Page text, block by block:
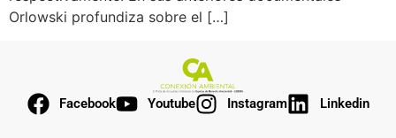
Orlowski profundiza sobre el […]
Facebook Youtube Instagram Linkedin